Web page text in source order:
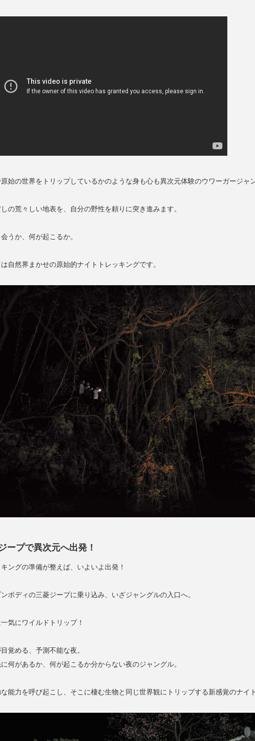
原始の世界をトリップしているかのような身も心も異次元体験のウワーガージャン
の荒々しい地表を、自分の野性を頼りに突き進みます。
うか、何が起こるか。
自然界まかせの原始的ナイトトレッキングです。
ープで異次元へ出発！
キングの準備が整えば、いよいよ出発！
ボディの三菱ジープに乗り込み、いざジャングルの入口へ。
気にワイルドトリップ！
覚める、予測不能な夜。
何があるか、何が起こるか分からない夜のジャングル。
能力を呼び起こし、そこに棲む生物と同じ世界観にトリップする新感覚のナイ